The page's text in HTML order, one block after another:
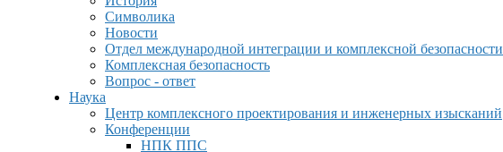
Символика
Новости
Отдел международной интеграции и комплексной безопасности
Комплексная безопасность
Вопрос - ответ
Наука
Центр комплексного проектирования и инженерных изысканий
Конференции
НПК ППС